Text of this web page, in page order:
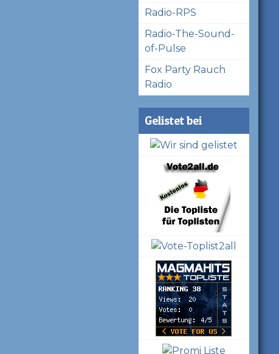
Radio-RPS
Radio-The-Sound-
of-Pulse
Fox Party Rauch
Radio
Gelistet bei